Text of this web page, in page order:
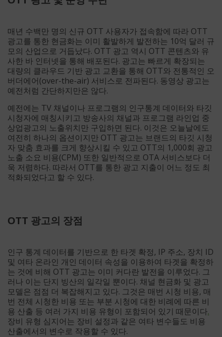
매년 수백만 명의 신규 OTT 사용자가 접속함에 따라 OTT
광고를 통한 현금화는 이미 활발하게 발전하는 10억 달러 규
모의 산업으로 거듭났다. OTT 광고 역시 OTT 콘텐츠와 유
사한 바 인터넷을 통해 배포된다. 광고는 빠르게 확장되는
대량의 클라우드 기반 광고 교환을 통해 OTT와 전통적인 오
버더에어(over-the-air) 서비스로 전파된다. 동영상 광고는
예전처럼 간단하지만은 않다.
예전에는 TV 채널이나 프로그램의 인구통계 데이터와 타깃
시청자에 매칭시키고 방송사의 채널과 프로그램 라인업 중
상업광고의 노출위치만 구입하면 된다. 이것은 오늘날에도
여전히 하나의 옵션이지만 OTT 광고는 브랜드의 타깃 시청
자 맞춤 효과를 크게 향상시킬 수 있고 OTT의 1,000회 광고
노출 소요 비용(CPM) 또한 일반적으로 OTA 서비스보다 더
욱 저렴하다. 따라서 OTT를 통한 광고 지출이 어느 정도 최
적화되었다고 할 수 있다.
OTT 광고의 장점
인구 통계 데이터를 기반으로 한 타겟 확정, IP 주소, 장치 ID
및 여타 온라인 개인 데이터 속성을 이용하여 타겟을 확정하
는 것에 비해 OTT 광고는 이미 커다란 발전을 이루었다. 그
러나 이는 단지 빙산의 일각일 뿐이다. 채널 현금화 및 광고
모델은 점점 더 복잡해지고 있다. 그것은 매번 시청 비용, 매
번 전체 시청한 비용 또는 부분 시청에 대한 비례에 따른 비
용 산출 등 여러 가지 비용 유형이 포함되어 있기 때문이다.
장비 유형 심지어는 장비 설정과 같은 여타 변수들도 비용
산출에서의 변수로 작용할 수 있다.